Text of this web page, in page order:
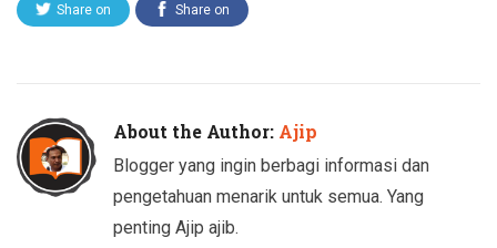
Share on Share on
About the Author: Ajip
Blogger yang ingin berbagi informasi dan
pengetahuan menarik untuk semua. Yang
penting Ajip ajib.